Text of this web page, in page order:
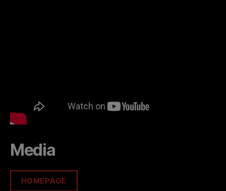
Media
HOMEPAGE